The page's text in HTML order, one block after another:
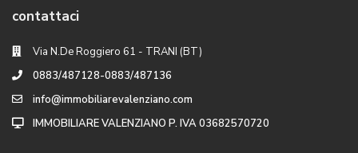
contattaci
Via N.De Roggiero 61 - TRANI (BT)
0883/487128-0883/487136
info@immobiliarevalenziano.com
IMMOBILIARE VALENZIANO P. IVA 03682570720